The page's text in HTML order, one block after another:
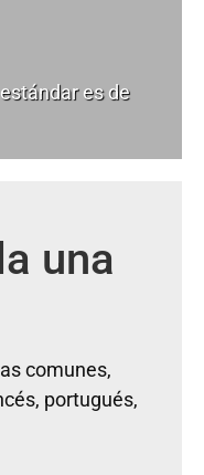
es de
una
comunes,
portugués,